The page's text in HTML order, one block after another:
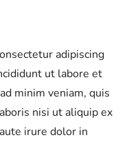
adipiscing
ut labore et
minim veniam, quis
nisi ut aliquip ex
irure dolor in